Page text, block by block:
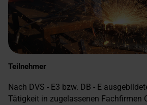
Teilnehmer
Nach DVS - E3 bzw. DB - E
Tätigkeit in zugelassenen Fachfirmen